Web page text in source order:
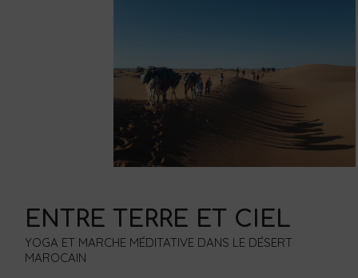
ENTRE TERRE ET CIEL
YOGA ET MARCHE MÉDITATIVE DANS LE DÉSERT
MAROCAIN